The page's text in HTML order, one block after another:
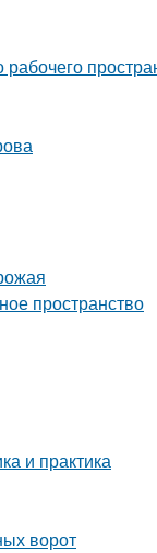
пространство
и практика
ворот